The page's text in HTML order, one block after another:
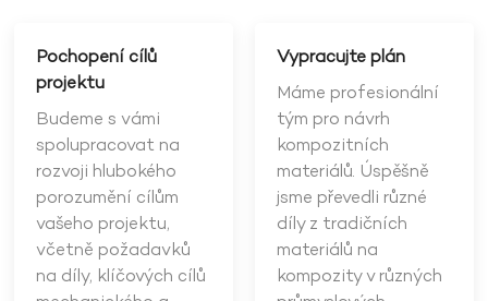
Pochopení cílů
projektu
Budeme s vámi
spolupracovat na
rozvoji hlubokého
porozumění cílům
vašeho projektu,
včetně požadavků
na díly, klíčových cílů
Vypracujte plán
Máme profesionální
tým pro návrh
kompozitních
materiálů. Úspěšně
jsme převedli různé
díly z tradičních
materiálů na
kompozity v různých